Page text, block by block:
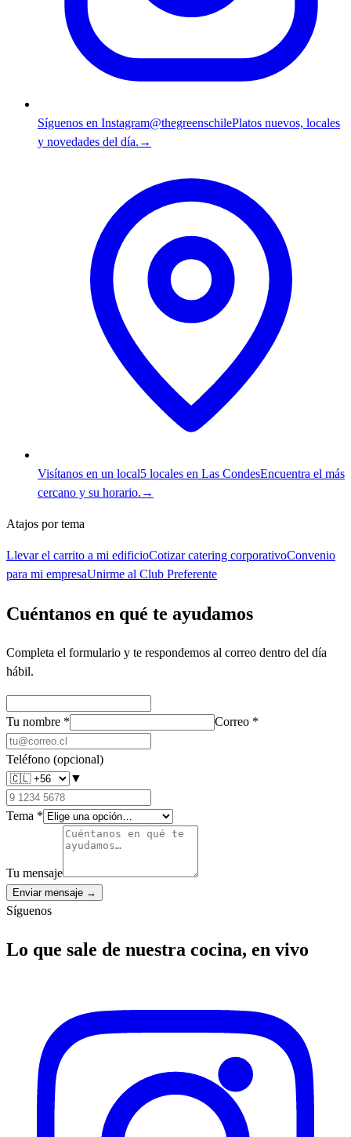
Síguenos en Instagram@thegreenschilePlatos nuevos, locales
y novedades del día. →
Visítanos en un local5 locales en Las CondesEncuentra el más
cercano y su horario. →
Atajos por tema
Llevar el carrito a mi edificioCotizar catering corporativoConvenio
para mi empresaUnirme al Club Preferente
Cuéntanos en qué te ayudamos
Completa el formulario y te respondemos al correo dentro del día
hábil.
Tu nombre * Correo *
Teléfono (opcional)
▼
Tema *
Tu mensaje
Enviar mensaje →
Síguenos
Lo que sale de nuestra cocina, en vivo